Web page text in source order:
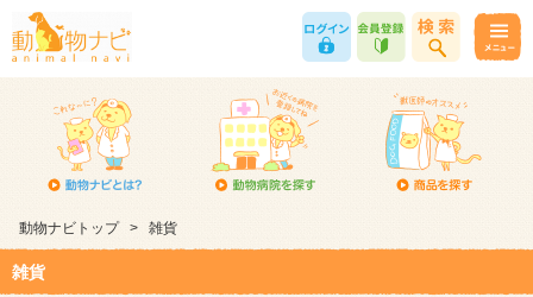
動物ナビトップ > 雑貨
雑貨